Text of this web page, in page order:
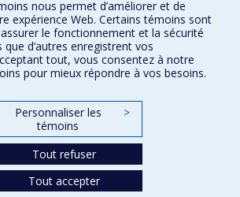
nous permet d’améliorer et de
expérience Web. Certains témoins sont
le fonctionnement et la sécurité
d’autres enregistrent vos
tout, vous consentez à notre
pour mieux répondre à vos besoins.
Personnaliser les
témoins
>
Tout refuser
Tout accepter